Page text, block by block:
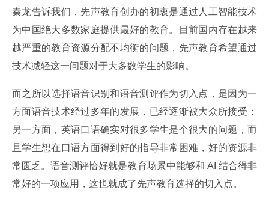
秦龙告诉我们，先声教育创办的初衷是通过人工智能技术
为中国绝大多数家庭提供最好的教育。目前国内存在越来
越严重的教育资源分配不均衡的问题，先声教育希望通过
技术减轻这一问题对于大多数学生的影响。
而之所以选择语音识别和语音测评作为切入点，是因为一
方面语音技术经过多年的发展，已经逐渐被大众所接受；
另一方面，英语口语确实对很多学生是个很大的问题，而
且学生想在口语方面得到好的指导非常困难，好的资源非
常匮乏。语音测评恰好就是教育场景中能够和 AI 结合得非
常好的一项应用，这也就成了先声教育选择的切入点。